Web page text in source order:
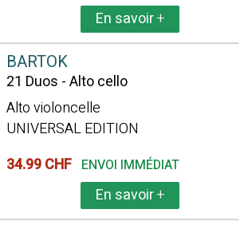
En savoir+
BARTOK
21 Duos - Alto cello
Alto violoncelle
UNIVERSAL EDITION
34.99 CHF ENVOI IMMÉDIAT
En savoir+